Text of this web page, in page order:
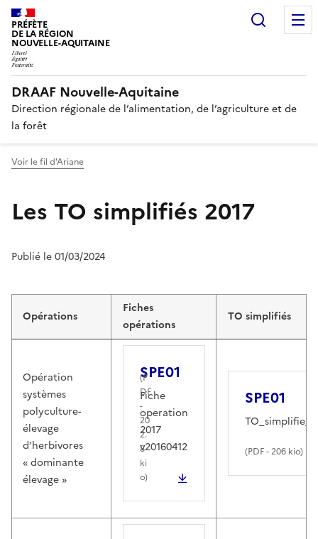
PRÉFÈTE
DE LA RÉGION
NOUVELLE-AQUITAINE
DRAAF Nouvelle-Aquitaine
Direction régionale de l’alimentation, de l’agriculture et de
la forêt
Voir le fil d'Ariane
Les TO simplifiés 2017
Publié le 01/03/2024
Opérations
Fiches
opérations
TO simplifiés
Opération
systèmes
polyculture-
élevage
d’herbivores
« dominante
élevage »
SPE01
(P
DF
-
20
2.
8
ki
o)
Fiche
operation
2017
v20160412
SPE01
(PDF- 206 kio)